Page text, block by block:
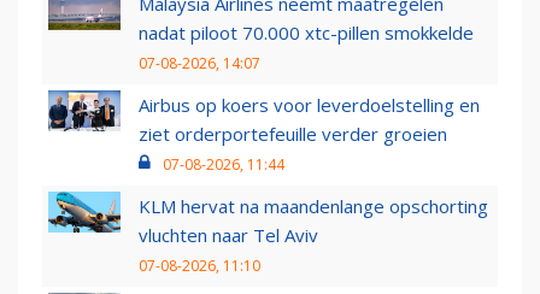
nadat piloot 70.000 xtc-pillen smokkelde
07-08-2026, 14:07
Airbus op koers voor leverdoelstelling en
ziet orderportefeuille verder groeien
07-08-2026, 11:44
KLM hervat na maandenlange opschorting
vluchten naar Tel Aviv
07-08-2026, 11:10